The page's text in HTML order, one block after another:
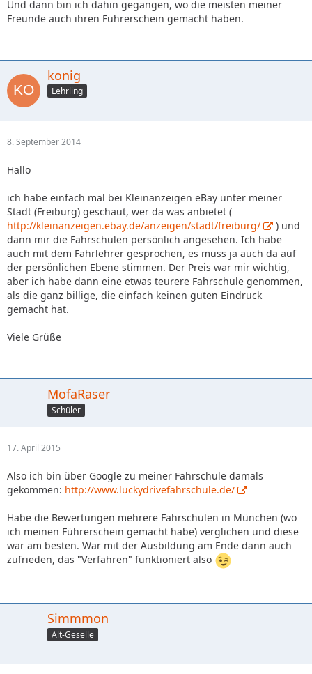
Und dann bin ich dahin gegangen, wo die meisten meiner
Freunde auch ihren Führerschein gemacht haben.
konig
Lehrling
8. September 2014
Hallo
ich habe einfach mal bei Kleinanzeigen eBay unter meiner
Stadt (Freiburg) geschaut, wer da was anbietet (
http://kleinanzeigen.ebay.de/anzeigen/stadt/freiburg/
) und
dann mir die Fahrschulen persönlich angesehen. Ich habe
auch mit dem Fahrlehrer gesprochen, es muss ja auch da auf
der persönlichen Ebene stimmen. Der Preis war mir wichtig,
aber ich habe dann eine etwas teurere Fahrschule genommen,
als die ganz billige, die einfach keinen guten Eindruck
gemacht hat.
Viele Grüße
MofaRaser
Schüler
17. April 2015
Also ich bin über Google zu meiner Fahrschule damals
gekommen: http://www.luckydrivefahrschule.de/
Habe die Bewertungen mehrere Fahrschulen in München (wo
ich meinen Führerschein gemacht habe) verglichen und diese
war am besten. War mit der Ausbildung am Ende dann auch
zufrieden, das "Verfahren" funktioniert also
Simmmon
Alt-Geselle